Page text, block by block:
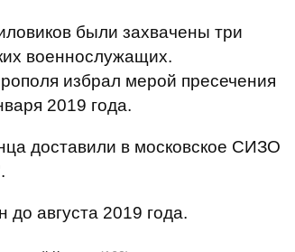
были захвачены три
военнослужащих.
избрал мерой пресечения
2019 года.
доставили в московское СИЗО
до августа 2019 года.